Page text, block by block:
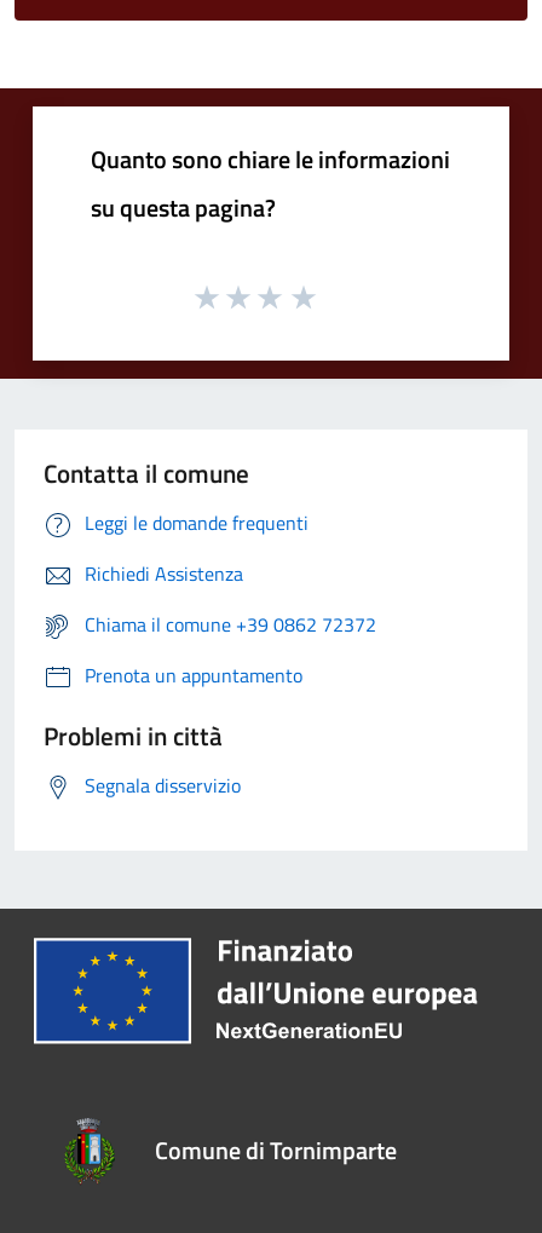
Quanto sono chiare le informazioni
su questa pagina?
Contatta il comune
Leggi le domande frequenti
Richiedi Assistenza
Chiama il comune +39 0862 72372
Prenota un appuntamento
Problemi in città
Segnala disservizio
Comune di Tornimparte